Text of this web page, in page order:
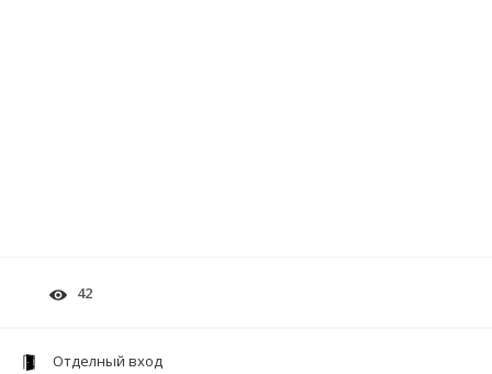
42
Отделный вход